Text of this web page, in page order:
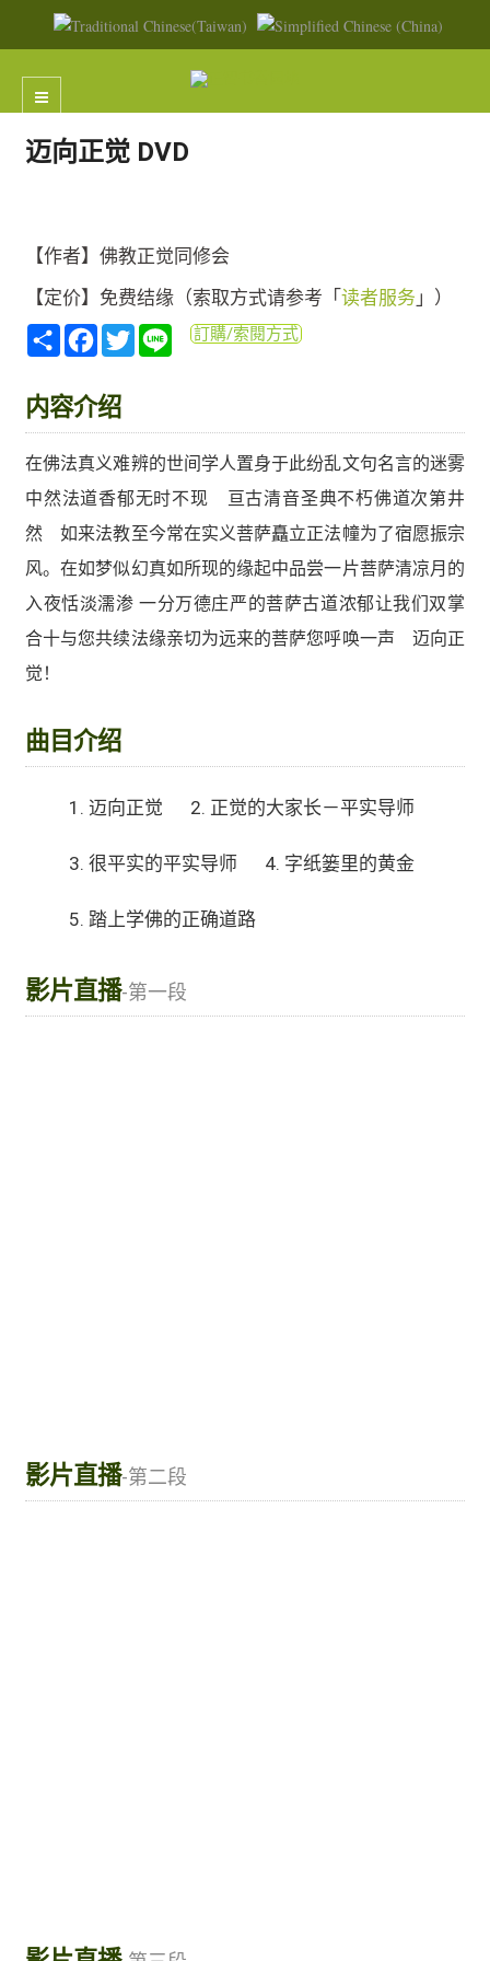
迈向正觉 DVD
【作者】佛教正觉同修会
【定价】免费结缘（索取方式请参考「读者服务 」）
分
享
Facebook
TwitterLine訂購/索閱方式
内容介绍
在佛法真义难辨的世间学人置身于此纷乱文句名言的迷雾
中然法道香郁无时不现 亘古清音圣典不朽佛道次第井
然 如来法教至今常在实义菩萨矗立正法幢为了宿愿振宗
风。在如梦似幻真如所现的缘起中品尝一片菩萨清凉月的
入夜恬淡濡渗 一分万德庄严的菩萨古道浓郁让我们双掌
合十与您共续法缘亲切为远来的菩萨您呼唤一声 迈向正
觉！
曲目介绍
迈向正觉 正觉的大家长－平实导师
很平实的平实导师 字纸篓里的黄金
踏上学佛的正确道路
影片直播-第一段
影片直播-第二段